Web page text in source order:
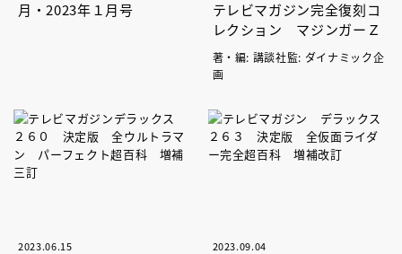
月・2023年１月号
テレビマガジン完全復刻コ
レクション マジンガーＺ
著・編: 講談社監: ダイナミック企
画
2023.06.15 2023.09.04